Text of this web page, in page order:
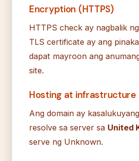
Encryption (HTTPS)
HTTPS check ay nagbalik
TLS certificate ay ang
dapat mayroon ang
site.
Hosting at infrastructure
Ang domain ay
resolve sa server sa United
serve ng Unknown.